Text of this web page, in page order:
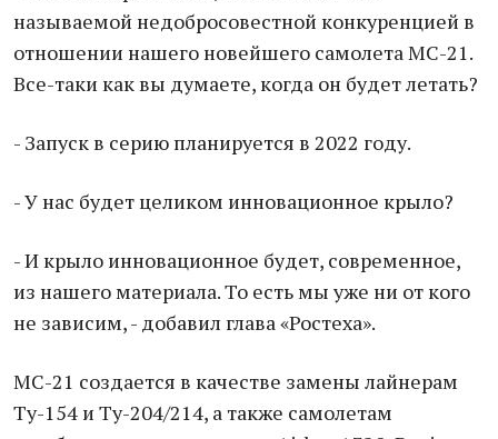
называемой недобросовестной конкуренцией в
отношении нашего новейшего самолета МС-21.
Все-таки как вы думаете, когда он будет летать?
- Запуск в серию планируется в 2022 году.
- У нас будет целиком инновационное крыло?
- И крыло инновационное будет, современное,
из нашего материала. То есть мы уже ни от кого
не зависим, - добавил глава «Ростеха».
МС-21 создается в качестве замены лайнерам
Ту-154 и Ту-204/214, а также самолетам